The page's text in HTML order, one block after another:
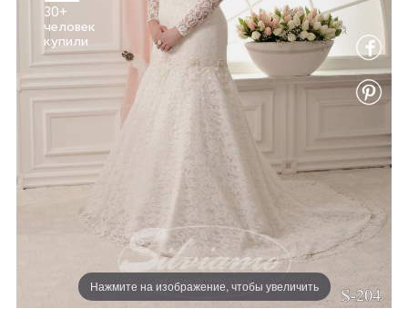
Нажмите на изображение, чтобы увеличить
30+
человек